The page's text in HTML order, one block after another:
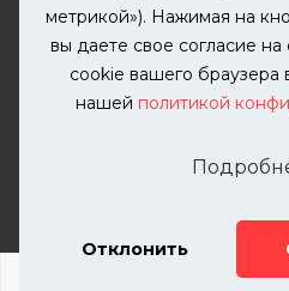
метрикой»). Нажимая на
вы даете свое согласие
cookie вашего браузера
нашей политикой
Отклонить
2026 © KUTUZOVV |
автомобилей. Вся
разрешения запрещена.
Телефон: